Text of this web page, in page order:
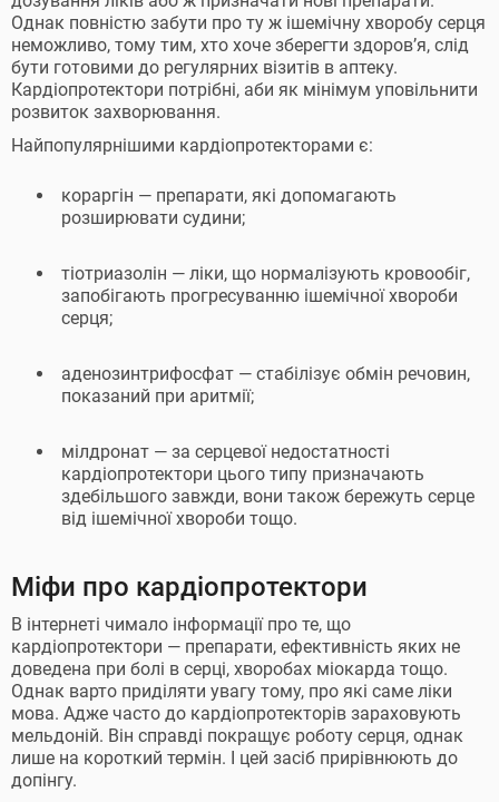
Однак повністю забути про ту ж ішемічну хворобу серця
неможливо, тому тим, хто хоче зберегти здоров’я, слід
бути готовими до регулярних візитів в аптеку.
Кардіопротектори потрібні, аби як мінімум уповільнити
розвиток захворювання.
Найпопулярнішими кардіопротекторами є:
кораргін — препарати, які допомагають
розширювати судини;
тіотриазолін — ліки, що нормалізують кровообіг,
запобігають прогресуванню ішемічної хвороби
серця;
аденозинтрифосфат — стабілізує обмін речовин,
показаний при аритмії;
мілдронат — за серцевої недостатності
кардіопротектори цього типу призначають
здебільшого завжди, вони також бережуть серце
від ішемічної хвороби тощо.
Міфи про кардіопротектори
В інтернеті чимало інформації про те, що
кардіопротектори — препарати, ефективність яких не
доведена при болі в серці, хворобах міокарда тощо.
Однак варто приділяти увагу тому, про які саме ліки
мова. Адже часто до кардіопротекторів зараховують
мельдоній. Він справді покращує роботу серця, однак
лише на короткий термін. І цей засіб прирівнюють до
допінгу.